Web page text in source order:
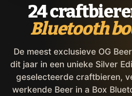
24
Bluetooth
De meest exclusieve OG
dit jaar in een unieke Silver
geselecteerde craftbieren,
werkende Beer in a Box